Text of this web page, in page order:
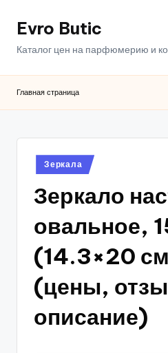
ПерейтиEvro Butic
Каталог цен на парфюмерию и
Главная страница
Опубликовано
в
Зеркала
Зеркало
овальное,
(14.3×20
(цены,
описание)